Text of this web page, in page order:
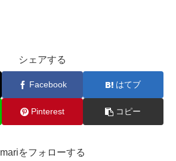
シェアする
Facebook はてブ
Pinterest コピー
mariをフォローする